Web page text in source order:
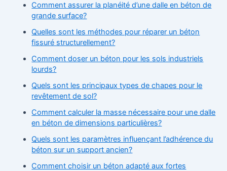
Comment assurer la planéité d’une dalle en béton de
grande surface?
Quelles sont les méthodes pour réparer un béton
fissuré structurellement?
Comment doser un béton pour les sols industriels
lourds?
Quels sont les principaux types de chapes pour le
revêtement de sol?
Comment calculer la masse nécessaire pour une dalle
en béton de dimensions particulières?
Quels sont les paramètres influençant l’adhérence du
béton sur un support ancien?
Comment choisir un béton adapté aux fortes